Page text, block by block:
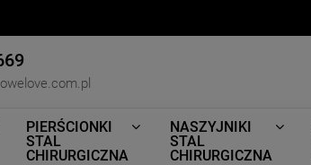
PIERŚCIONKI
STAL
CHIRURGICZNA
NASZYJNIKI
STAL
CHIRURGICZNA